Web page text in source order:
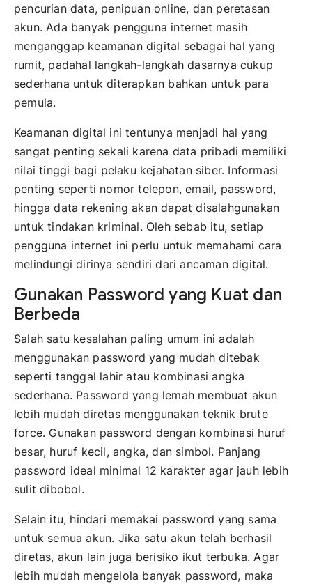
pencurian data, penipuan online, dan peretasan
akun. Ada banyak pengguna internet masih
menganggap keamanan digital sebagai hal yang
rumit, padahal langkah-langkah dasarnya cukup
sederhana untuk diterapkan bahkan untuk para
pemula.
Keamanan digital ini tentunya menjadi hal yang
sangat penting sekali karena data pribadi memiliki
nilai tinggi bagi pelaku kejahatan siber. Informasi
penting seperti nomor telepon, email, password,
hingga data rekening akan dapat disalahgunakan
untuk tindakan kriminal. Oleh sebab itu, setiap
pengguna internet ini perlu untuk memahami cara
melindungi dirinya sendiri dari ancaman digital.
Gunakan Password yang Kuat dan
Berbeda
Salah satu kesalahan paling umum ini adalah
menggunakan password yang mudah ditebak
seperti tanggal lahir atau kombinasi angka
sederhana. Password yang lemah membuat akun
lebih mudah diretas menggunakan teknik brute
force. Gunakan password dengan kombinasi huruf
besar, huruf kecil, angka, dan simbol. Panjang
password ideal minimal 12 karakter agar jauh lebih
sulit dibobol.
Selain itu, hindari memakai password yang sama
untuk semua akun. Jika satu akun telah berhasil
diretas, akun lain juga berisiko ikut terbuka. Agar
lebih mudah mengelola banyak password, maka